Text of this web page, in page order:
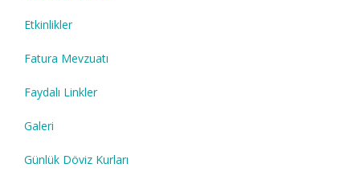
Etkinlikler
Fatura Mevzuatı
Faydalı Linkler
Galeri
Günlük Döviz Kurları